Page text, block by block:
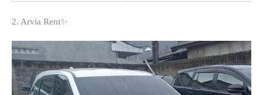
2. Arvia Rent✨